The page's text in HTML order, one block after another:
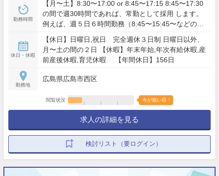
勤務時間
【月〜土】8:30〜17:00 or 8:45〜17:15 8:45〜17:30
の間で週30時間であれば、常勤として採用 します。
例えば、週５日６時間勤務（8:45〜15:45〜などの勤
休日・休暇
【休日】日曜日,祝日 完全週休３日制 日曜日以外、
月〜土の間の２日 【休暇】年末年始,年次有給休暇,産
前産後休暇,育児休暇 【年間休日】156日
勤務地
広島県広島市西区
閲覧状況 今が狙い目！
求人の詳細を見る
検討リスト（要ログイン）